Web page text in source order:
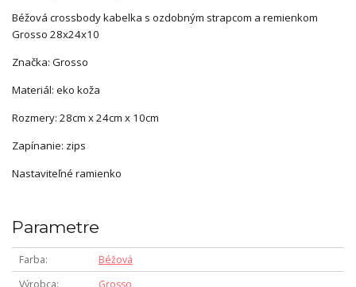
Béžová crossbody kabelka s ozdobným strapcom a remienkom
Grosso 28x24x10
Značka: Grosso
Materiál: eko koža
Rozmery: 28cm x 24cm x 10cm
Zapínanie: zips
Nastaviteľné ramienko
Parametre
Farba
Béžová
Výrobca
Grosso